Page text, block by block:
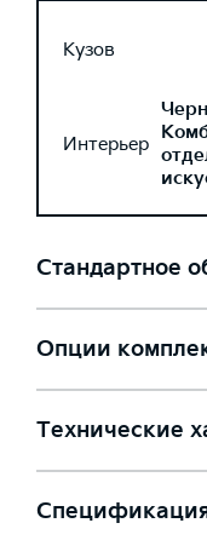
Кузов
Интерьер
Стандартное
Опции
Технические